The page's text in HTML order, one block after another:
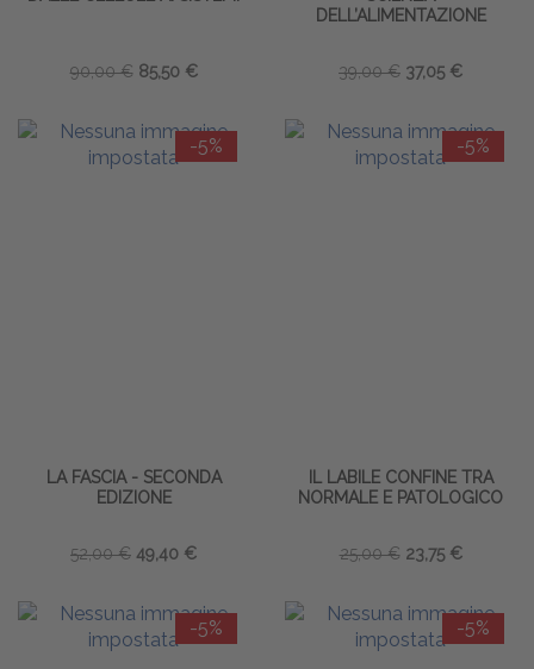
90,00 € 85,50 €
DELL’ALIMENTAZIONE
39,00 € 37,05 €
-5%
LA FASCIA - SECONDA
EDIZIONE
52,00 € 49,40 €
-5%
IL LABILE CONFINE TRA
NORMALE E PATOLOGICO
25,00 € 23,75 €
-5% -5%